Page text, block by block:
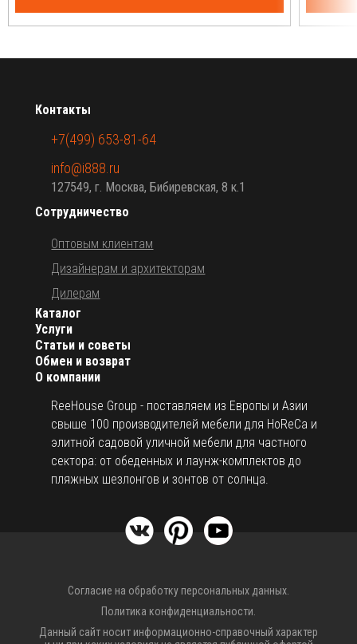
О компании
ReeHouse Group - поставляем из Европы и Азии
свыше 100 производителей мебели для HoReCa и
элитной садовой уличной мебели для частного
сектора: от обеденных и лаунж-комплектов до
пляжных шезлонгов и зонтов от солнца.
Каталог
Услуги
Статьи и советы
Обмен и возврат
Сотрудничество
Оптовым клиентам
Дизайнерам и архитекторам
Дилерам
Контакты
+7(499) 653-81-64
info@i888.ru
127549, г. Москва, Бибиревская, 8 к.1
Согласие на обработку персональных данных.
Политика конфиденциальности.
Данный сайт носит информационно-справочный характер